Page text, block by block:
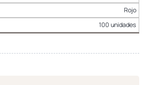
Rojo
100 unidades